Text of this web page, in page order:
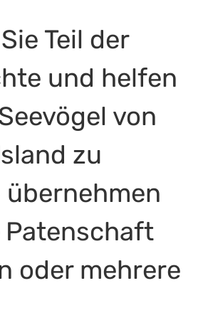
Teil der
und helfen
von
zu
Patenschaft
oder mehrere